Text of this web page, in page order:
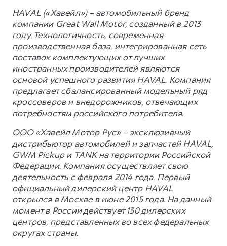
HAVAL («Хавейл») – автомобильный бренд
компании Great Wall Motor, созданный в 2013
году. Технологичность, современная
производственная база, интегрированная сеть
поставок комплектующих от лучших
иностранных производителей являются
основой успешного развития HAVAL. Компания
предлагает сбалансированный модельный ряд
кроссоверов и внедорожников, отвечающих
потребностям российского потребителя.
ООО «Хавейл Мотор Рус» – эксклюзивный
дистрибьютор автомобилей и запчастей HAVAL,
GWM Pickup и TANK на территории Российской
Федерации. Компания осуществляет свою
деятельность с февраля 2014 года. Первый
официальный дилерский центр HAVAL
открылся в Москве в июне 2015 года. На данный
момент в России действует 130 дилерских
центров, представленных во всех федеральных
округах страны.